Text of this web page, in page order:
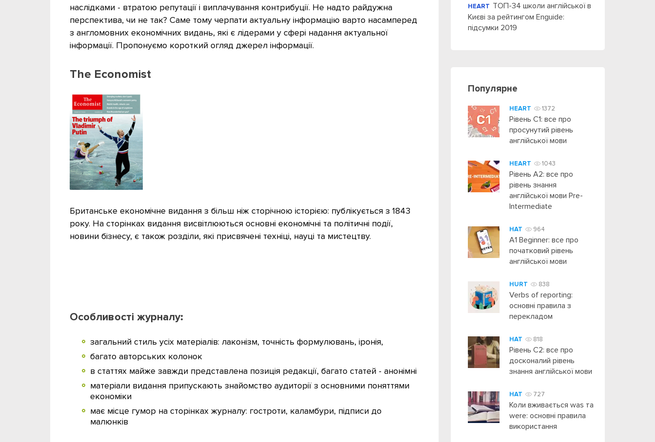
наслідками - втратою репутації і виплачування контрибуції. Не надто райдужна
перспектива, чи не так? Саме тому черпати актуальну інформацію варто насамперед
з англомовних економічних видань, які є лідерами у сфері надання актуальної
інформації. Пропонуємо короткий огляд джерел інформації.
The Economist
Британське економічне видання з більш ніж сторічною історією: публікується з 1843
року. На сторінках видання висвітлюються основні економічні та політичні події,
новини бізнесу, є також розділи, які присвячені техніці, науці та мистецтву.
Особливості журналу:
загальний стиль усіх матеріалів: лаконізм, точність формулювань, іронія,
багато авторських колонок
в статтях майже завжди представлена позиція редакції, багато статей - анонімні
матеріали видання припускають знайомство аудиторії з основними поняттями
економіки
має місце гумор на сторінках журналу: гостроти, каламбури, підписи до
малюнків
HEART ТОП-34 школи англійської в
Києві за рейтингом Enguide:
підсумки 2019
Популярне
HEART 1372
Рівень C1: все про
просунутий рівень
англійської мови
HEART 1043
Рівень А2: все про
рівень знання
англійської мови Pre-
Intermediate
HAT 964
A1 Beginner: все про
початковий рівень
англійської мови
HURT 838
Verbs of reporting:
основні правила з
перекладом
HAT 818
Рівень C2: все про
досконалий рівень
знання англійської мови
HAT 727
Коли вживається was та
were: основні правила
використання